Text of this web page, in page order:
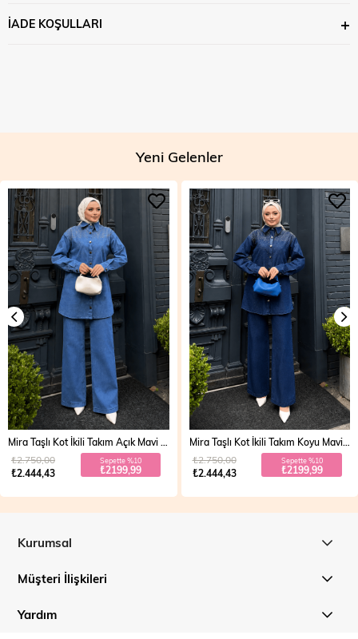
İADE KOŞULLARI
Yeni Gelenler
₺2.444,43
₺2.750,00 Sepette %10
₺2199,99
Mira Taşlı Kot İkili Takım Koyu Mavi 19286
₺2.444,43
₺2.750,00 Sepette %10
₺2199,99
Kurumsal
Müşteri İlişkileri
Yardım